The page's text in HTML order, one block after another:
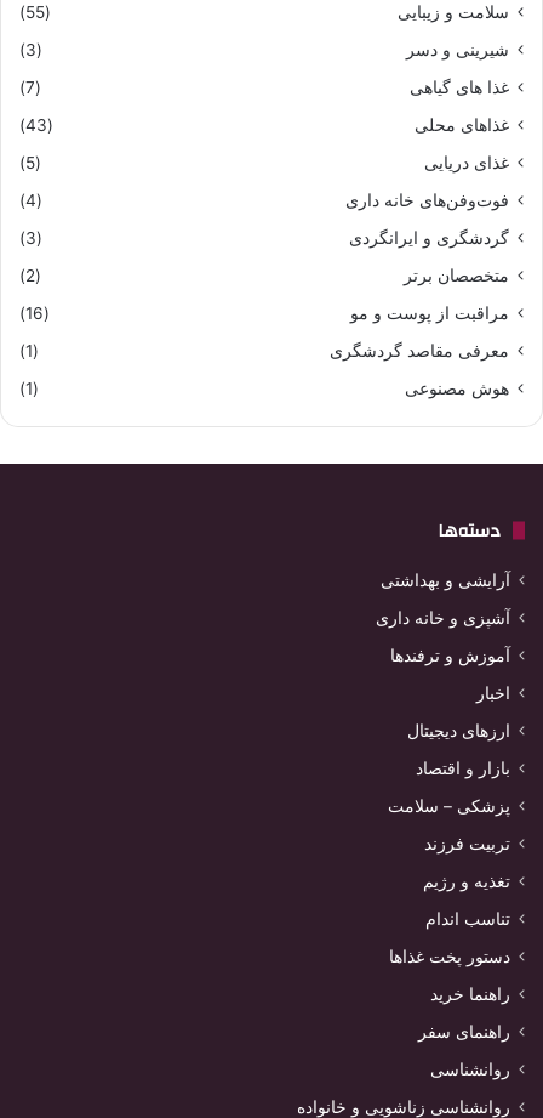
سلامت و زیبایی
(55)
شیرینی و دسر
(3)
غذا های گیاهی
(7)
غذاهای محلی
(43)
غذای دریایی
(5)
فوت‌وفن‌های خانه داری
(4)
گردشگری و ایرانگردی
(3)
متخصصان برتر
(2)
مراقبت از پوست و مو
(16)
معرفی مقاصد گردشگری
(1)
هوش مصنوعی
(1)
دسته‌ها
آرایشی و بهداشتی
آشپزی و خانه داری
آموزش و ترفندها
اخبار
ارزهای دیجیتال
بازار و اقتصاد
پزشکی – سلامت
تربیت فرزند
تغذیه و رژیم
تناسب اندام
دستور پخت غذاها
راهنما خرید
راهنمای سفر
روانشناسی
روانشناسی زناشویی و خانواده